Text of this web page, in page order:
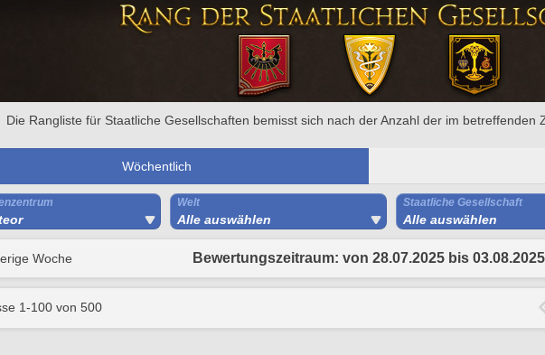
Die Rangliste für Staatliche Gesellschaften bemisst sich nach der Anzahl der im betreffenden
Wöchentlich
Welt
Alle auswählen
Staatliche Gesellschaft
Alle auswählen
Woche Bewertungszeitraum: von 28.07.2025 bis 03.08.2025
1-100 von 500